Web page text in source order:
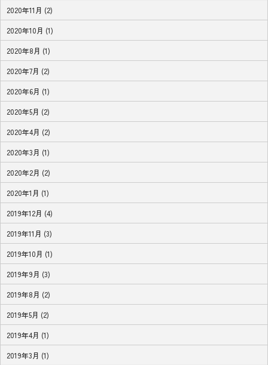
2020年11月 (2)
2020年10月 (1)
2020年8月 (1)
2020年7月 (2)
2020年6月 (1)
2020年5月 (2)
2020年4月 (2)
2020年3月 (1)
2020年2月 (2)
2020年1月 (1)
2019年12月 (4)
2019年11月 (3)
2019年10月 (1)
2019年9月 (3)
2019年8月 (2)
2019年5月 (2)
2019年4月 (1)
2019年3月 (1)